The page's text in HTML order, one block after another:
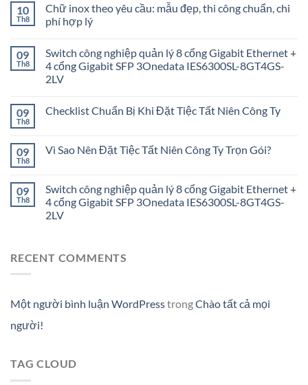
10
Th8
Chữ inox theo yêu cầu: mẫu đẹp, thi công chuẩn, chi
phí hợp lý
09
Th8
Switch công nghiệp quản lý 8 cổng Gigabit Ethernet +
4 cổng Gigabit SFP 3Onedata IES6300SL-8GT4GS-
2LV
09
Th8
Checklist Chuẩn Bị Khi Đặt Tiệc Tất Niên Công Ty
09
Th8
Vì Sao Nên Đặt Tiệc Tất Niên Công Ty Trọn Gói?
09
Th8
Switch công nghiệp quản lý 8 cổng Gigabit Ethernet +
4 cổng Gigabit SFP 3Onedata IES6300SL-8GT4GS-
2LV
RECENT COMMENTS
Một người bình luận WordPresstrongChào tất cả mọi
người!
TAG CLOUD